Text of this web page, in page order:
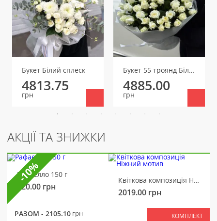
Букет Білий сплеск
4813.75
грн
Букет 55 троянд Білуга
4885.00
грн
АКЦІЇ ТА ЗНИЖКИ
Рафаелло 150 г
320.00 грн
Квіткова композиція Ніжний мотив
2019.00 грн
РАЗОМ - 2105.10 грн КОМПЛЕКТ
-10%